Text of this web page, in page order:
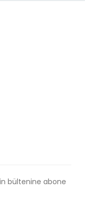
bültenine abone